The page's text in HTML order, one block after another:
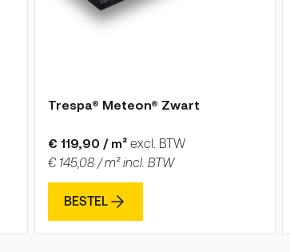
opties op de productpagina
Trespa® Meteon® Zwart
De prijs is afhankelijk van de gekozen
€ 119,90 / m² excl. BTW
€ 145,08 / m² incl. BTW
BESTEL